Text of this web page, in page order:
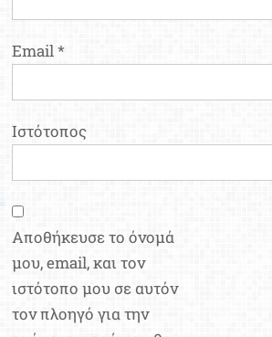
Email*
Ιστότοπος
Αποθήκευσε το όνομά
μου, email, και τον
ιστότοπο μου σε αυτόν
τον πλοηγό για την